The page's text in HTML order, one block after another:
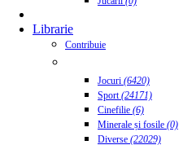
Librarie
Contribuie
Jocuri (6420)
Sport(24171)
Cinefilie (6)
Minerale și fosile (0)
Diverse (22029)